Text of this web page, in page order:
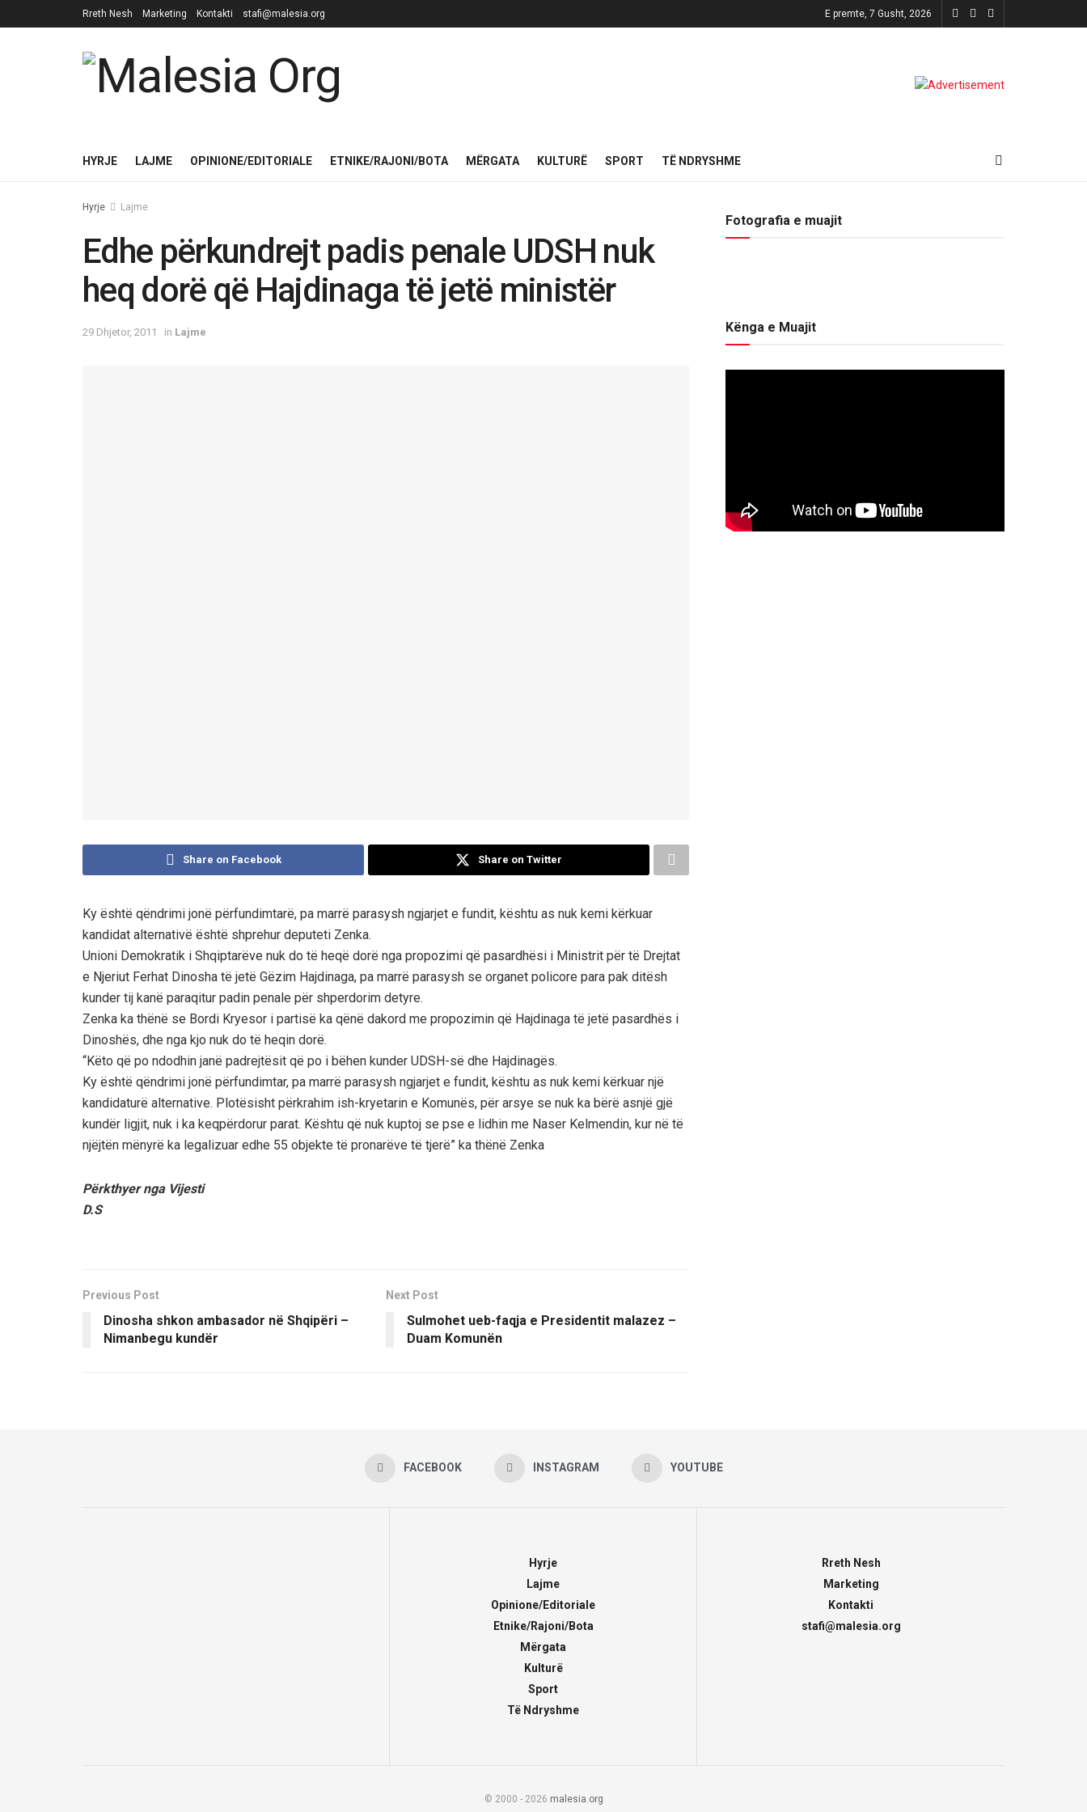
Rreth Nesh Marketing Kontakti stafi@malesia.org E premte, 7 Gusht, 2026
HYRJE LAJME OPINIONE/EDITORIALE ETNIKE/RAJONI/BOTA MËRGATA KULTURË SPORT TË NDRYSHME
Hyrje Lajme
Edhe përkundrejt padis penale UDSH nuk
heq dorë që Hajdinaga të jetë ministër
29 Dhjetor, 2011 in Lajme
Share on Facebook Share on Twitter
Ky është qëndrimi jonë përfundimtarë, pa marrë parasysh ngjarjet e fundit, kështu as nuk kemi kërkuar
kandidat alternativë është shprehur deputeti Zenka.
Unioni Demokratik i Shqiptarëve nuk do të heqë dorë nga propozimi që pasardhësi i Ministrit për të Drejtat
e Njeriut Ferhat Dinosha të jetë Gëzim Hajdinaga, pa marrë parasysh se organet policore para pak ditësh
kunder tij kanë paraqitur padin penale për shperdorim detyre.
Zenka ka thënë se Bordi Kryesor i partisë ka qënë dakord me propozimin që Hajdinaga të jetë pasardhës i
Dinoshës, dhe nga kjo nuk do të heqin dorë.
“Këto që po ndodhin janë padrejtësit që po i bëhen kunder UDSH-së dhe Hajdinagës.
Ky është qëndrimi jonë përfundimtar, pa marrë parasysh ngjarjet e fundit, kështu as nuk kemi kërkuar një
kandidaturë alternative. Plotësisht përkrahim ish-kryetarin e Komunës, për arsye se nuk ka bërë asnjë gjë
kundër ligjit, nuk i ka keqpërdorur parat. Kështu që nuk kuptoj se pse e lidhin me Naser Kelmendin, kur në të
njëjtën mënyrë ka legalizuar edhe 55 objekte të pronarëve të tjerë” ka thënë Zenka
Përkthyer nga Vijesti
D.S
Previous Post
Dinosha shkon ambasador në Shqipëri –
Nimanbegu kundër
Next Post
Sulmohet ueb-faqja e Presidentit malazez –
Duam Komunën
Fotografia e muajit
Kënga e Muajit
FACEBOOK INSTAGRAM YOUTUBE
Hyrje
Lajme
Opinione/Editoriale
Etnike/Rajoni/Bota
Mërgata
Kulturë
Sport
Të Ndryshme
Rreth Nesh
Marketing
Kontakti
stafi@malesia.org
© 2000 - 2026 malesia.org